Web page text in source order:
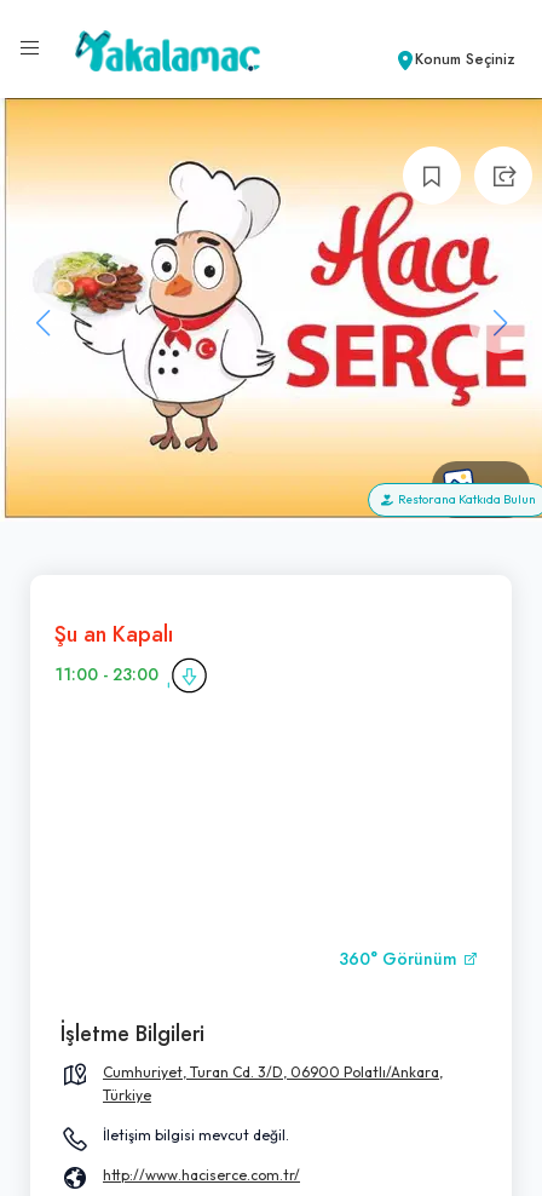
Konum Seçiniz
+85
Restorana Katkıda Bulun
Şu an Kapalı
11:00 - 23:00
360° Görünüm
İşletme Bilgileri
Cumhuriyet, Turan Cd. 3/D, 06900 Polatlı/Ankara,
Türkiye
İletişim bilgisi mevcut değil.
http://www.haciserce.com.tr/